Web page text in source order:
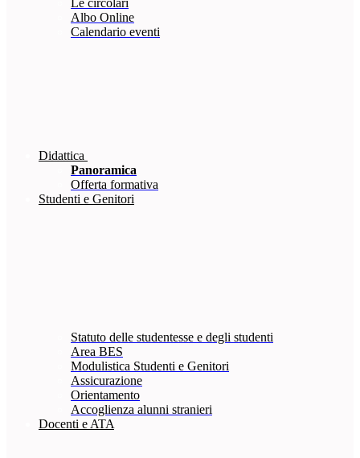
Le circolari
Albo Online
Calendario eventi
Didattica
Panoramica
Offerta formativa
Studenti e Genitori
Statuto delle studentesse e degli studenti
Area BES
Modulistica Studenti e Genitori
Assicurazione
Orientamento
Accoglienza alunni stranieri
Docenti e ATA